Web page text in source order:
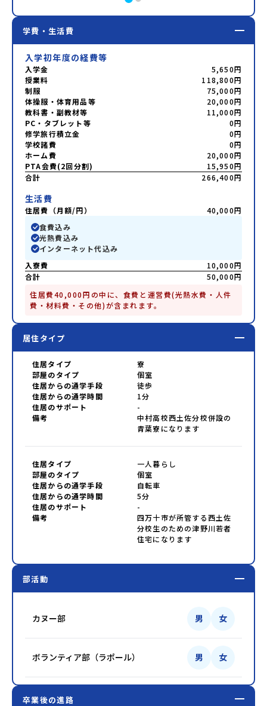
学費・生活費
入学初年度の経費等
入学金
5,650円
授業料
118,800円
制服
75,000円
体操服・体育用品等
20,000円
教科書・副教材等
11,000円
PC・タブレット等
0円
修学旅行積立金
0円
学校諸費
0円
ホーム費
20,000円
PTA会費(2回分割)
15,950円
合計
266,400円
生活費
住居費（月額/円）
40,000円
食費込み
光熱費込み
インターネット代込み
入寮費
10,000円
合計
50,000円
住居費40,000円の中に、食費と運営費(光熱水費・人件
費・材料費・その他)が含まれます。
居住タイプ
住居タイプ
寮
部屋のタイプ
個室
住居からの通学手段
徒歩
住居からの通学時間
1分
住居のサポート
-
備考
中村高校西土佐分校併設の
青葉寮になります
住居タイプ
一人暮らし
部屋のタイプ
個室
住居からの通学手段
自転車
住居からの通学時間
5分
住居のサポート
-
備考
四万十市が所管する西土佐
分校生のための津野川若者
住宅になります
部活動
カヌー部 男 女
ボランティア部（ラポール） 男 女
卒業後の進路